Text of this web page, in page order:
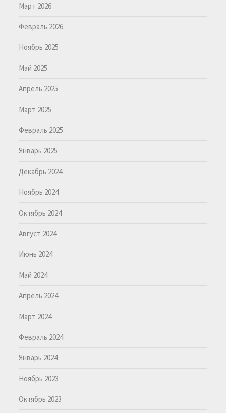
Март 2026
Февраль 2026
Ноябрь 2025
Май 2025
Апрель 2025
Март 2025
Февраль 2025
Январь 2025
Декабрь 2024
Ноябрь 2024
Октябрь 2024
Август 2024
Июнь 2024
Май 2024
Апрель 2024
Март 2024
Февраль 2024
Январь 2024
Ноябрь 2023
Октябрь 2023